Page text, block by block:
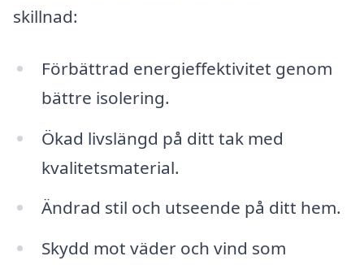
skillnad:
Förbättrad energieffektivitet genom
bättre isolering.
Ökad livslängd på ditt tak med
kvalitetsmaterial.
Ändrad stil och utseende på ditt hem.
Skydd mot väder och vind som